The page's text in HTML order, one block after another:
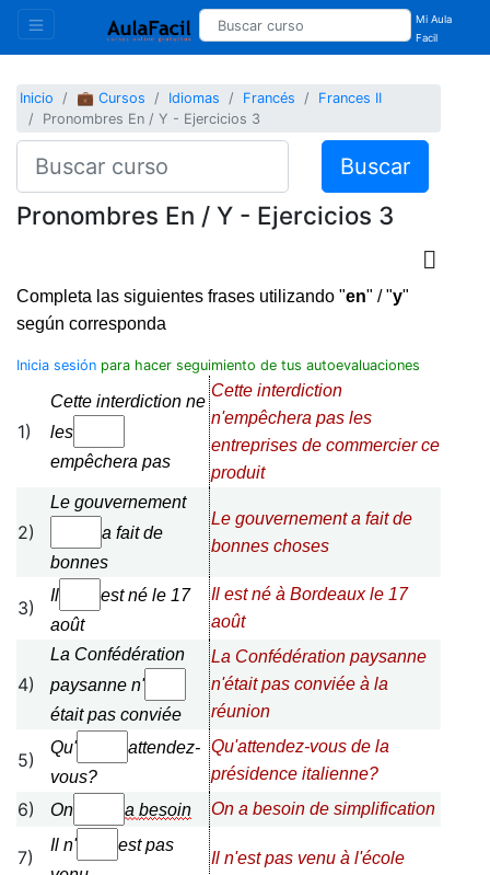
Mi Aula
Facil
Inicio 💼 Cursos Idiomas Francés
Frances II
Pronombres En / Y - Ejercicios 3
Buscar
Pronombres En / Y - Ejercicios 3
Completa las siguientes frases utilizando "en" / "y"
según corresponda
Inicia sesión para hacer seguimiento de tus autoevaluaciones
1)
Cette interdiction ne
les
empêchera pas
Cette interdiction
n'empêchera pas les
entreprises de commercier ce
produit
2)
Le gouvernement
a fait de
bonnes
Le gouvernement a fait de
bonnes choses
3)
Il
est né le 17
août
Il est né à Bordeaux le 17
août
4)
La Confédération
paysanne n'
était pas conviée
La Confédération paysanne
n'était pas conviée à la
réunion
5)
Qu'
attendez-
vous?
Qu'attendez-vous de la
présidence italienne?
6) On a besoin On a besoin de simplification
7)
Il n'
est pas
Il n'est pas venu à l'école